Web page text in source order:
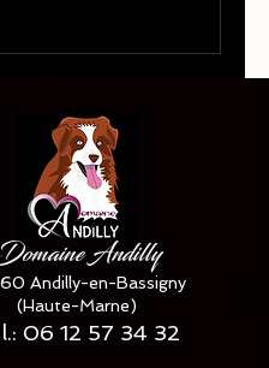
Andilly
Andilly-en-Bassigny
(Haute-Marne)
06 12 57 34 32